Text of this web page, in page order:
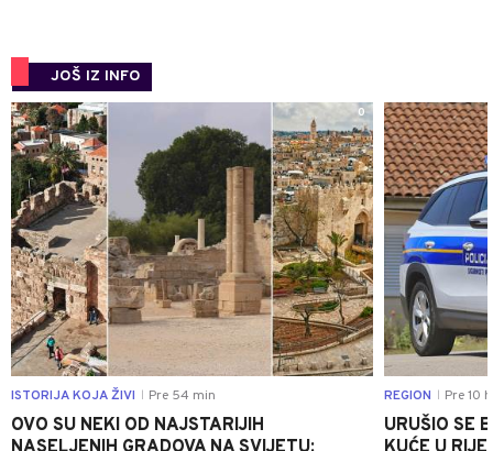
JOŠ IZ INFO
0
ISTORIJA KOJA ŽIVI Pre 54 min
OVO SU NEKI OD NAJSTARIJIH
REGION Pre 10 h
URUŠIO SE